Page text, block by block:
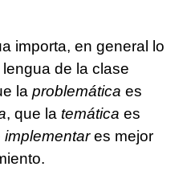
importa, en general lo
de la clase
la problemática es
, que la temática es
implementares mejor